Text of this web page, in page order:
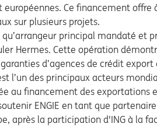
Ce financement
sur plusieurs projets.
principal mandaté et
Hermes. Cette opération
d’agences de crédit
l’un des principaux acteurs
au financement des exportations
ENGIE en tant que
après la participation d'ING à la